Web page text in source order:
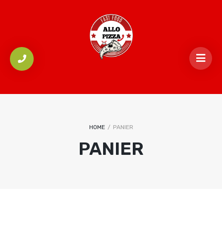
HOME / PANIER
PANIER